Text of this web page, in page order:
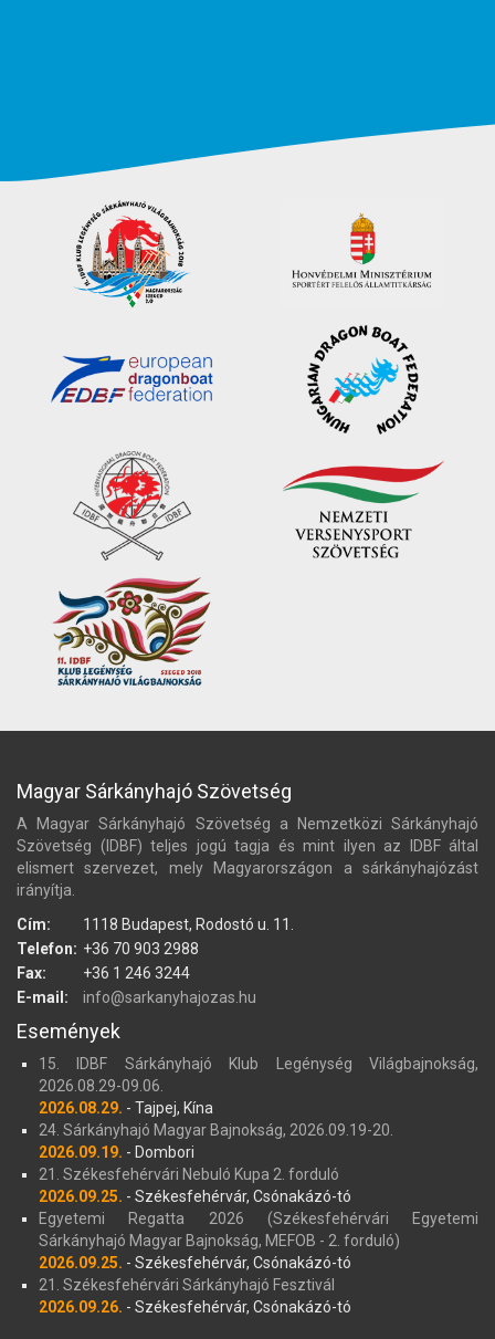
Magyar Sárkányhajó Szövetség
A Magyar Sárkányhajó Szövetség a Nemzetközi Sárkányhajó
Szövetség (IDBF) teljes jogú tagja és mint ilyen az IDBF által
elismert szervezet, mely Magyarországon a sárkányhajózást
irányítja.
Cím:
1118 Budapest, Rodostó u. 11.
Telefon: +36 70 903 2988
Fax:
+36 1 246 3244
E-mail:
info@sarkanyhajozas.hu
Események
15. IDBF Sárkányhajó Klub Legénység Világbajnokság,
2026.08.29-09.06.
2026.08.29. - Tajpej, Kína
24. Sárkányhajó Magyar Bajnokság, 2026.09.19-20.
2026.09.19. - Dombori
21. Székesfehérvári Nebuló Kupa 2. forduló
2026.09.25. - Székesfehérvár, Csónakázó-tó
Egyetemi Regatta 2026 (Székesfehérvári Egyetemi
Sárkányhajó Magyar Bajnokság, MEFOB - 2. forduló)
2026.09.25. - Székesfehérvár, Csónakázó-tó
21. Székesfehérvári Sárkányhajó Fesztivál
2026.09.26. - Székesfehérvár, Csónakázó-tó